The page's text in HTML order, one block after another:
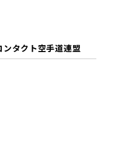
タクト空手道連盟